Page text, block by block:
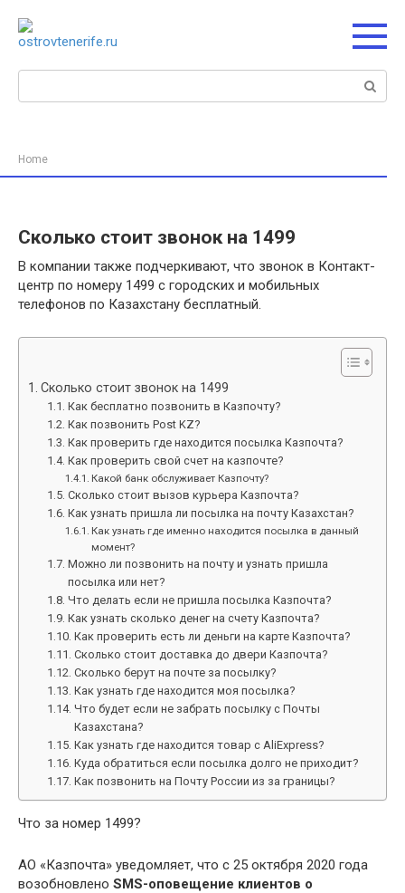
контенту
Поиск:
Home
Сколько стоит звонок на 1499
В компании также подчеркивают, что звонок в Контакт-
центр по номеру 1499 с городских и мобильных
телефонов по Казахстану бесплатный.
Сколько стоит звонок на 1499
Как бесплатно позвонить в Казпочту?
Как позвонить Post KZ?
Как проверить где находится посылка Казпочта?
Как проверить свой счет на казпочте?
Какой банк обслуживает Казпочту?
Сколько стоит вызов курьера Казпочта?
Как узнать пришла ли посылка на почту Казахстан?
Как узнать где именно находится посылка в данный
момент?
Можно ли позвонить на почту и узнать пришла
посылка или нет?
Что делать если не пришла посылка Казпочта?
Как узнать сколько денег на счету Казпочта?
Как проверить есть ли деньги на карте Казпочта?
Сколько стоит доставка до двери Казпочта?
Сколько берут на почте за посылку?
Как узнать где находится моя посылка?
Что будет если не забрать посылку с Почты
Казахстана?
Как узнать где находится товар с AliExpress?
Куда обратиться если посылка долго не приходит?
Как позвонить на Почту России из за границы?
Что за номер 1499?
АО «Казпочта» уведомляет, что с 25 октября 2020 года
возобновлено SMS-оповещение клиентов о